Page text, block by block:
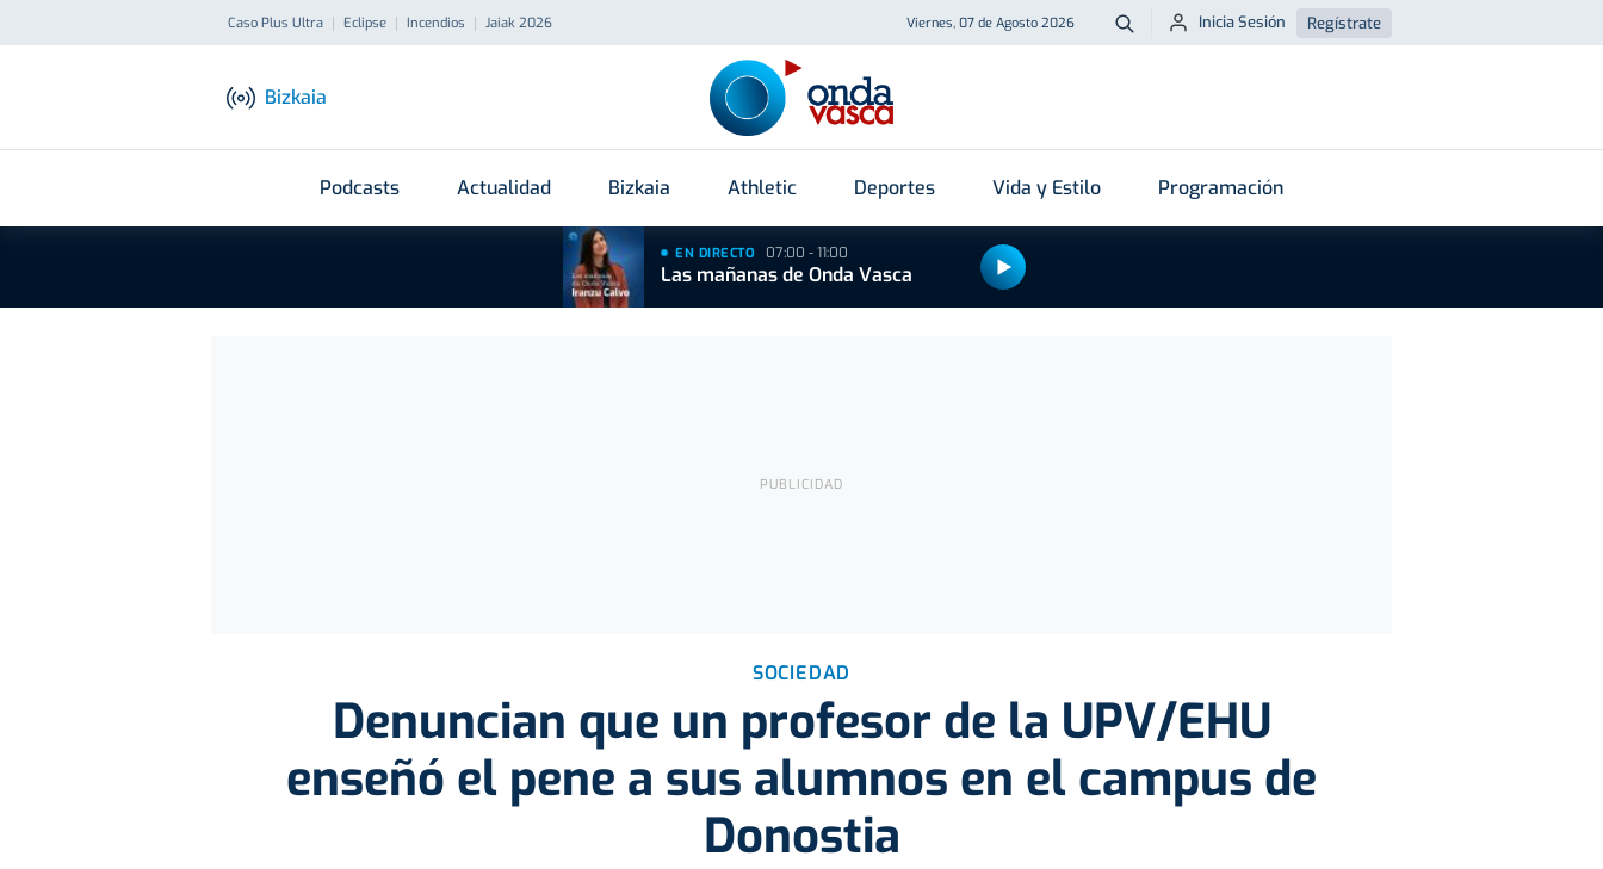
Caso Plus Ultra Eclipse Incendios Jaiak 2026 Viernes, 07 de Agosto 2026 Buscar
Inicia Sesión Regístrate
Bizkaia
Podcasts Actualidad Bizkaia Athletic Deportes Vida y Estilo Programación
EN DIRECTO 07:00 - 11:00
Las mañanas de Onda Vasca
SOCIEDAD
Denuncian que un profesor de la UPV/EHU
enseñó el pene a sus alumnos en el campus de
Donostia